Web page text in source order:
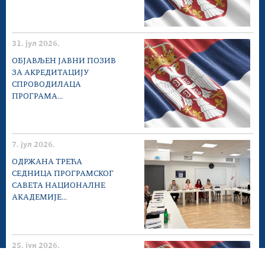
31. јул 2026.
ОБЈАВЉЕН ЈАВНИ ПОЗИВ
ЗА АКРЕДИТАЦИЈУ
СПРОВОДИЛАЦА
ПРОГРАМА...
7. јул 2026.
ОДРЖАНА ТРЕЋА
СЕДНИЦА ПРОГРАМСКОГ
САВЕТА НАЦИОНАЛНЕ
АКАДЕМИЈЕ...
25. јун 2026.